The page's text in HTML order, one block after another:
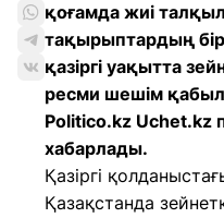
қоғамда жиі
тақырыптардың
қазіргі уақытта
ресми шешім
Politico.kz Uchet.kz
хабарлады.
Қазіргі
Қазақстанда